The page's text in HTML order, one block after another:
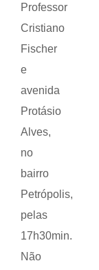
Professor
Cristiano
Fischer
e
avenida
Protásio
Alves,
no
bairro
Petrópolis,
pelas
17h30min.
Não